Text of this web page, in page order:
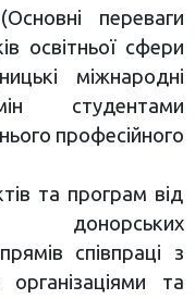
переваги
освітньої сфери
міжнародні
студентами
професійного
та програм від
співпраці з
та